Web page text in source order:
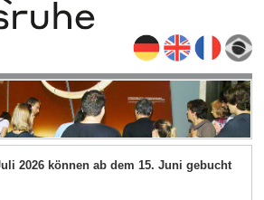
2026 können ab dem 15. Juni gebucht